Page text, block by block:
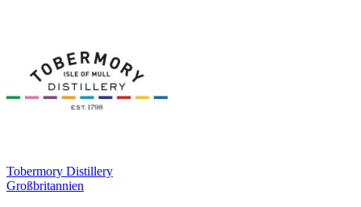
Tobermory Distillery
Großbritannien